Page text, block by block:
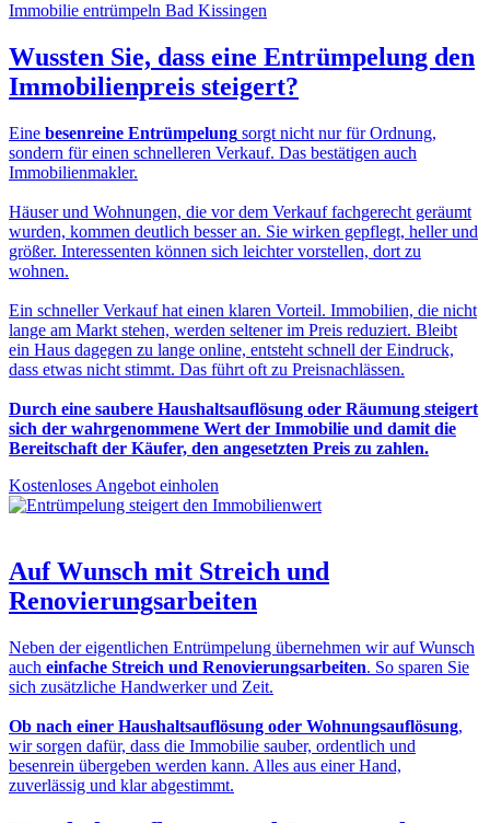
Immobilie entrümpeln Bad Kissingen
Wussten Sie, dass eine Entrümpelung den
Immobilienpreis steigert?
Eine besenreine Entrümpelung sorgt nicht nur für Ordnung,
sondern für einen schnelleren Verkauf. Das bestätigen auch
Immobilienmakler.
Häuser und Wohnungen, die vor dem Verkauf fachgerecht geräumt
wurden, kommen deutlich besser an. Sie wirken gepflegt, heller und
größer. Interessenten können sich leichter vorstellen, dort zu
wohnen.
Ein schneller Verkauf hat einen klaren Vorteil. Immobilien, die nicht
lange am Markt stehen, werden seltener im Preis reduziert. Bleibt
ein Haus dagegen zu lange online, entsteht schnell der Eindruck,
dass etwas nicht stimmt. Das führt oft zu Preisnachlässen.
Durch eine saubere Haushaltsauflösung oder Räumung steigert
sich der wahrgenommene Wert der Immobilie und damit die
Bereitschaft der Käufer, den angesetzten Preis zu zahlen.
Kostenloses Angebot einholen
Auf Wunsch mit Streich und
Renovierungsarbeiten
Neben der eigentlichen Entrümpelung übernehmen wir auf Wunsch
auch einfache Streich und Renovierungsarbeiten. So sparen Sie
sich zusätzliche Handwerker und Zeit.
Ob nach einer Haushaltsauflösung oder Wohnungsauflösung,
wir sorgen dafür, dass die Immobilie sauber, ordentlich und
besenrein übergeben werden kann. Alles aus einer Hand,
zuverlässig und klar abgestimmt.